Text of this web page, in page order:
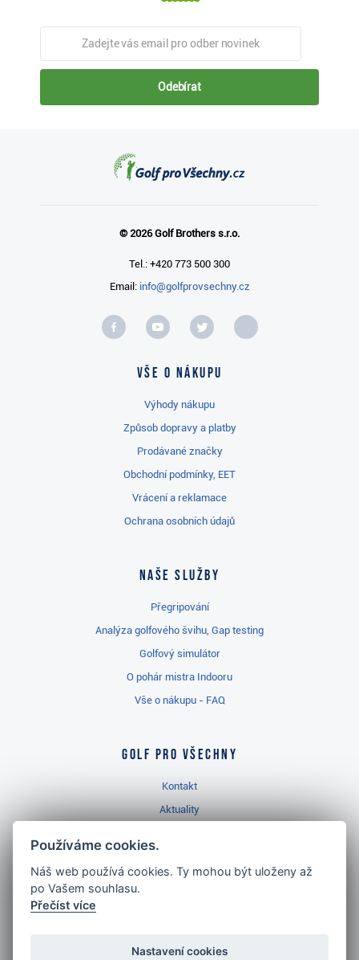
Odebírat
© 2026 Golf Brothers s.r.o.
Tel.: +420 773 500 300
Email: info@golfprovsechny.cz
Vše o nákupu
Výhody nákupu
Způsob dopravy a platby
Prodávané značky
Obchodní podmínky, EET
Vrácení a reklamace
Ochrana osobních údajů
Naše služby
Přegripování
Analýza golfového švihu, Gap testing
Golfový simulátor
O pohár mistra Indooru
Vše o nákupu - FAQ
Golf pro všechny
Kontakt
Aktuality
Golfový slovník
Používáme cookies.
Náš web používá cookies. Ty mohou být uloženy až
po Vašem souhlasu.
Přečíst více
Nastavení cookies